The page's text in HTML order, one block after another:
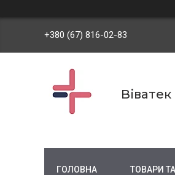
+380 (67) 816-02-83
Віватек
ГОЛОВНА ТОВАРИ